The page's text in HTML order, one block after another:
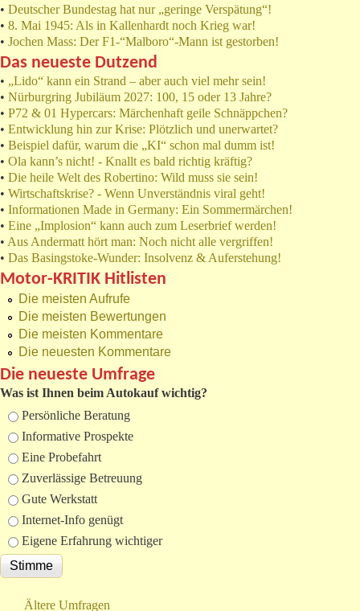
• Deutscher Bundestag hat nur „geringe Verspätung“!
• 8. Mai 1945: Als in Kallenhardt noch Krieg war!
• Jochen Mass: Der F1-“Malboro“-Mann ist gestorben!
Das neueste Dutzend
• „Lido“ kann ein Strand – aber auch viel mehr sein!
• Nürburgring Jubiläum 2027: 100, 15 oder 13 Jahre?
• P72 & 01 Hypercars: Märchenhaft geile Schnäppchen?
• Entwicklung hin zur Krise: Plötzlich und unerwartet?
• Beispiel dafür, warum die „KI“ schon mal dumm ist!
• Ola kann’s nicht! - Knallt es bald richtig kräftig?
• Die heile Welt des Robertino: Wild muss sie sein!
• Wirtschaftskrise? - Wenn Unverständnis viral geht!
• Informationen Made in Germany: Ein Sommermärchen!
• Eine „Implosion“ kann auch zum Leserbrief werden!
• Aus Andermatt hört man: Noch nicht alle vergriffen!
• Das Basingstoke-Wunder: Insolvenz & Auferstehung!
Motor-KRITIK Hitlisten
Die meisten Aufrufe
Die meisten Bewertungen
Die meisten Kommentare
Die neuesten Kommentare
Die neueste Umfrage
Was ist Ihnen beim Autokauf wichtig?
Auswahlmöglichkeiten
Persönliche Beratung
Informative Prospekte
Eine Probefahrt
Zuverlässige Betreuung
Gute Werkstatt
Internet-Info genügt
Eigene Erfahrung wichtiger
Ältere Umfragen